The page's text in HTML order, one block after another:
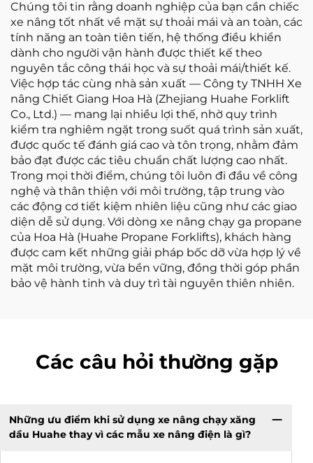
Chúng tôi tin rằng doanh nghiệp của bạn cần chiếc
xe nâng tốt nhất về mặt sự thoải mái và an toàn, các
tính năng an toàn tiên tiến, hệ thống điều khiển
dành cho người vận hành được thiết kế theo
nguyên tắc công thái học và sự thoải mái/thiết kế.
Việc hợp tác cùng nhà sản xuất — Công ty TNHH Xe
nâng Chiết Giang Hoa Hà (Zhejiang Huahe Forklift
Co., Ltd.) — mang lại nhiều lợi thế, nhờ quy trình
kiểm tra nghiêm ngặt trong suốt quá trình sản xuất,
được quốc tế đánh giá cao và tôn trọng, nhằm đảm
bảo đạt được các tiêu chuẩn chất lượng cao nhất.
Trong mọi thời điểm, chúng tôi luôn đi đầu về công
nghệ và thân thiện với môi trường, tập trung vào
các động cơ tiết kiệm nhiên liệu cũng như các giao
diện dễ sử dụng. Với dòng xe nâng chạy ga propane
của Hoa Hà (Huahe Propane Forklifts), khách hàng
được cam kết những giải pháp bốc dỡ vừa hợp lý về
mặt môi trường, vừa bền vững, đồng thời góp phần
bảo vệ hành tinh và duy trì tài nguyên thiên nhiên.
Các câu hỏi thường gặp
Những ưu điểm khi sử dụng xe nâng chạy xăng
dầu Huahe thay vì các mẫu xe nâng điện là gì?